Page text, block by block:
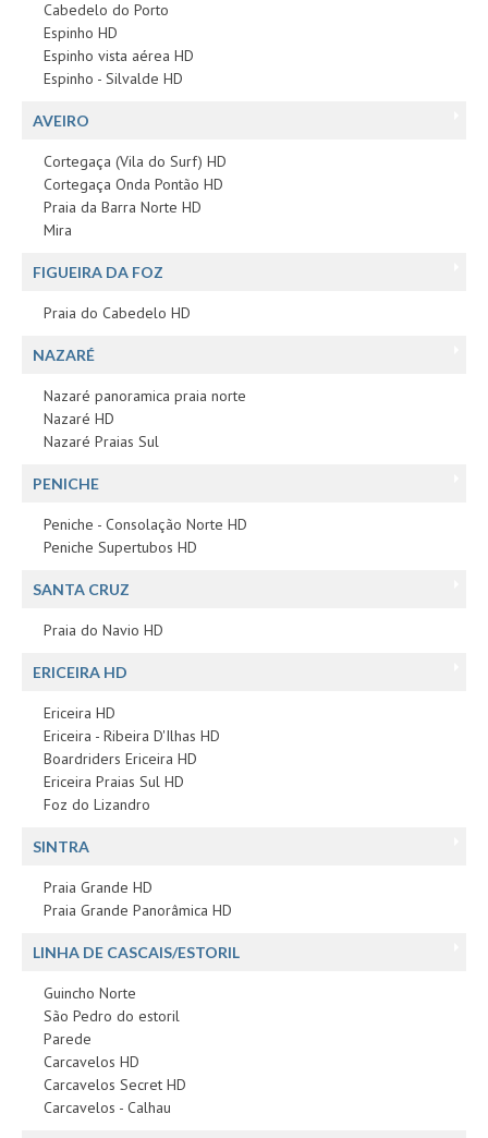
Cabedelo do Porto
Espinho HD
Espinho vista aérea HD
Espinho - Silvalde HD
AVEIRO
Cortegaça (Vila do Surf) HD
Cortegaça Onda Pontão HD
Praia da Barra Norte HD
Mira
FIGUEIRA DA FOZ
Praia do Cabedelo HD
NAZARÉ
Nazaré panoramica praia norte
Nazaré HD
Nazaré Praias Sul
PENICHE
Peniche - Consolação Norte HD
Peniche Supertubos HD
SANTA CRUZ
Praia do Navio HD
ERICEIRA HD
Ericeira HD
Ericeira - Ribeira D'Ilhas HD
Boardriders Ericeira HD
Ericeira Praias Sul HD
Foz do Lizandro
SINTRA
Praia Grande HD
Praia Grande Panorâmica HD
LINHA DE CASCAIS/ESTORIL
Guincho Norte
São Pedro do estoril
Parede
Carcavelos HD
Carcavelos Secret HD
Carcavelos - Calhau